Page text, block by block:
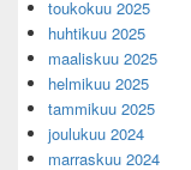
toukokuu 2025
huhtikuu 2025
maaliskuu 2025
helmikuu 2025
tammikuu 2025
joulukuu 2024
marraskuu 2024